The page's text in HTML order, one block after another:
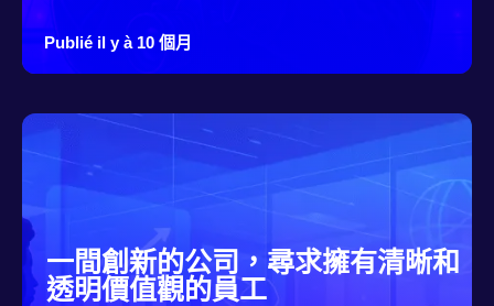
Publié il y à 10 個月
一間創新的公司，尋求擁有清晰和
透明價值觀的員工